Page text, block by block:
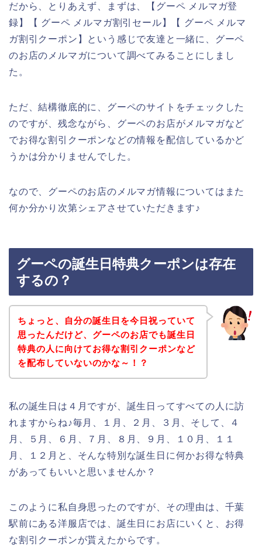
だから、とりあえず、まずは、【グーペ メルマガ登
録】【 グーペ メルマガ割引セール】【 グーペ メルマ
ガ割引クーポン】という感じで友達と一緒に、グーペ
のお店のメルマガについて調べてみることにしまし
た。
ただ、結構徹底的に、グーペのサイトをチェックした
のですが、残念ながら、グーペのお店がメルマガなど
でお得な割引クーポンなどの情報を配信しているかど
うかは分かりませんでした。
なので、グーペのお店のメルマガ情報についてはまた
何か分かり次第シェアさせていただきます♪
グーペの誕生日特典クーポンは存在
するの？
ちょっと、自分の誕生日を今日祝っていて
思ったんだけど、グーペのお店でも誕生日
特典の人に向けてお得な割引クーポンなど
を配布していないのかな～！？
私の誕生日は４月ですが、誕生日ってすべての人に訪
れますからね♪毎月、１月、２月、３月、そして、４
月、５月、６月、７月、８月、９月、１０月、１１
月、１２月と、そんな特別な誕生日に何かお得な特典
があってもいいと思いませんか？
このように私自身思ったのですが、その理由は、千葉
駅前にある洋服店では、誕生日にお店にいくと、お得
な割引クーポンが貰えたからです。